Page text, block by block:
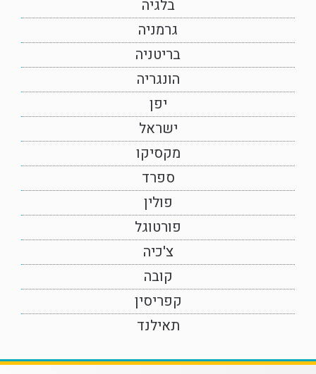
בלגיה
גרמניה
בריטניה
הונגריה
יפן
ישראל
מקסיקו
ספרד
פולין
פורטוגל
צ'כיה
קובה
קפריסין
תאילנד